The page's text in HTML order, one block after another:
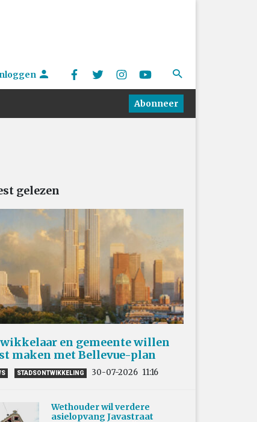
Abonneer
gelezen
en gemeente willen
maken met Bellevue-plan
STADSONTWIKKELING 30-07-2026 11:16
Wethouder wil verdere
asielopvang Javastraat